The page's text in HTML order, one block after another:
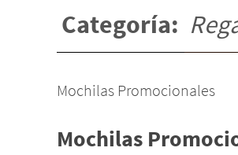
Categoría:
Mochilas Promocionales
Mochilas